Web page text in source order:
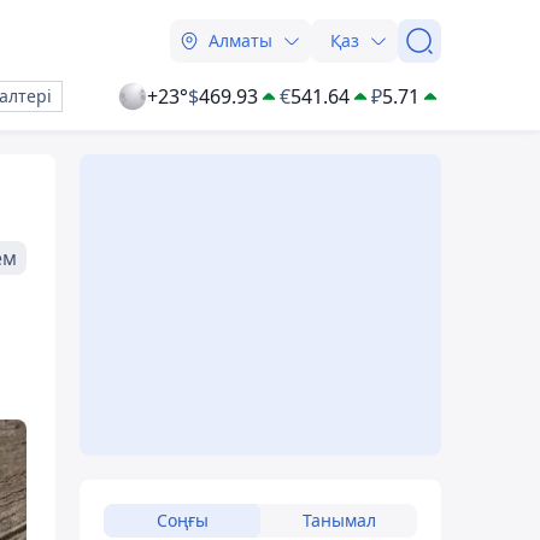
Алматы Қаз
+23°$469.93 €541.64 ₽5.71
Соңғы Танымал